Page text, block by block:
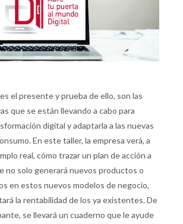
el presente y prueba de ello, son las
que se están llevando a cabo para
digital y adaptarla a las nuevas
En este taller, la empresa verá, a
real, cómo trazar un plan de acción a
no solo generará nuevos productos o
en estos nuevos modelos de negocio,
la rentabilidad de los ya existentes. De
se llevará un cuaderno que le ayude